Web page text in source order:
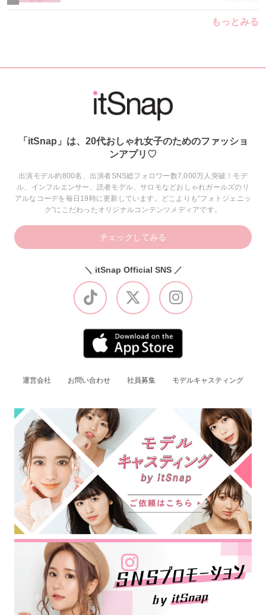
もっとみる
「itSnap」は、20代おしゃれ女子のためのファッショ
ンアプリ♡
出演モデル約800名、出演者SNS総フォロワー数7,000万人突破！モデ
ル、インフルエンサー、読者モデル、サロモなどおしゃれガールズのリ
アルなコーデを毎日19時に更新しています。どこよりも“フォトジェニッ
ク”にこだわったオリジナルコンテンツメディアです。
チェックしてみる
＼ itSnap Official SNS ／
運営会社 お問い合わせ 社員募集 モデルキャスティング